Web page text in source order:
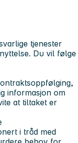
tjenester
Du vil følge
informasjon om
at tiltaket er
i tråd med